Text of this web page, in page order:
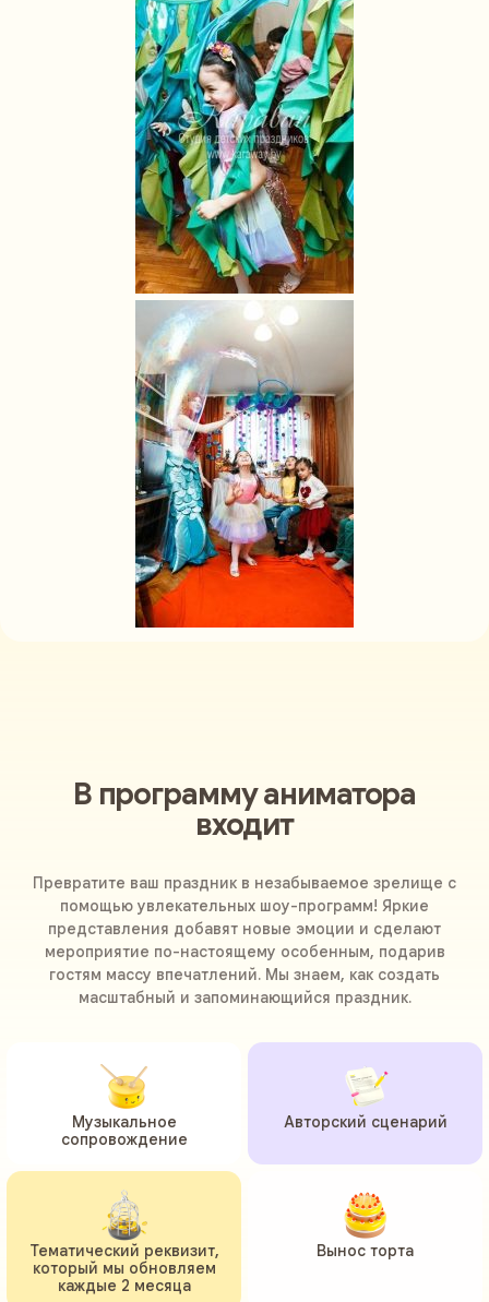
В программу аниматора
входит
Превратите ваш праздник в незабываемое зрелище с
помощью увлекательных шоу-программ! Яркие
представления добавят новые эмоции и сделают
мероприятие по-настоящему особенным, подарив
гостям массу впечатлений. Мы знаем, как создать
масштабный и запоминающийся праздник.
Музыкальное
сопровождение
Авторский сценарий
Вынос торта
Тематический реквизит,
который мы обновляем
каждые 2 месяца